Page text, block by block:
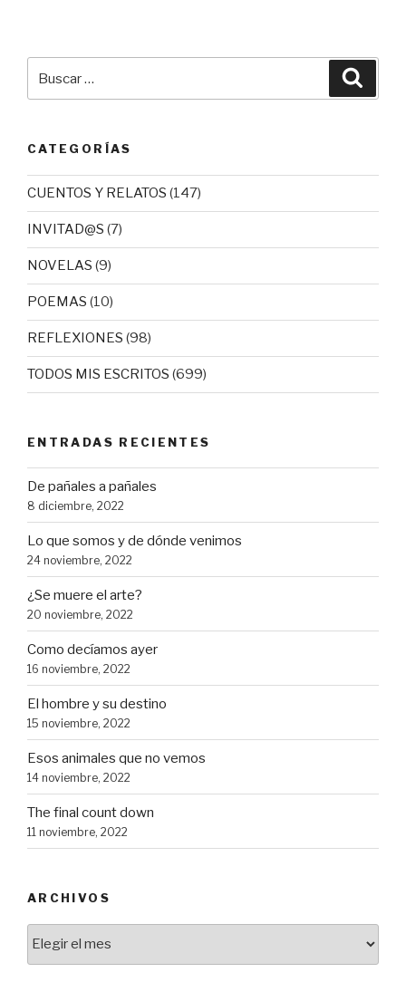
por:
CATEGORÍAS
CUENTOS Y RELATOS (147)
INVITAD@S (7)
NOVELAS (9)
POEMAS (10)
REFLEXIONES (98)
TODOS MIS ESCRITOS (699)
ENTRADAS RECIENTES
De pañales a pañales
8 diciembre, 2022
Lo que somos y de dónde venimos
24 noviembre, 2022
¿Se muere el arte?
20 noviembre, 2022
Como decíamos ayer
16 noviembre, 2022
El hombre y su destino
15 noviembre, 2022
Esos animales que no vemos
14 noviembre, 2022
The final count down
11 noviembre, 2022
ARCHIVOS